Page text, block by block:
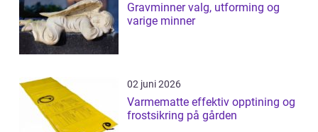
Gravminner valg, utforming og
varige minner
02 juni 2026
Varmematte effektiv opptining og
frostsikring på gården